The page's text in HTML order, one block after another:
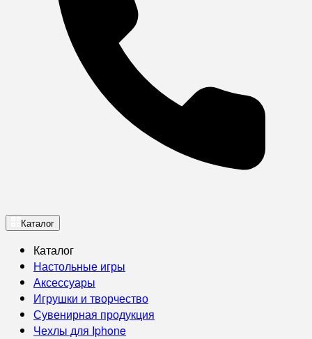
Каталог
Каталог
Настольные игры
Аксессуары
Игрушки и творчество
Сувенирная продукция
Чехлы для Iphone